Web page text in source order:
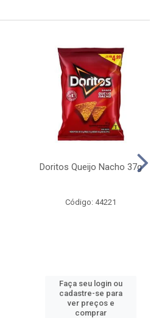
Doritos Queijo Nacho 37g
Código: 44221
Faça seu login ou
cadastre-se para
ver preços e
comprar